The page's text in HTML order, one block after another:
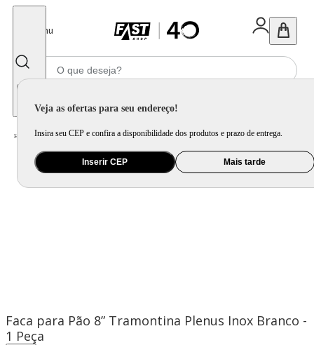
Menu
Veja as ofertas para seu endereço!
Insira seu CEP e confira a disponibilidade dos produtos e prazo de entrega.
Inserir CEP Mais tarde
Home Utilidade Doméstica Cozinha / Cepo, Faca e Afiador
Faca para Pão 8” Tramontina Plenus Inox Branco -
1 Peça